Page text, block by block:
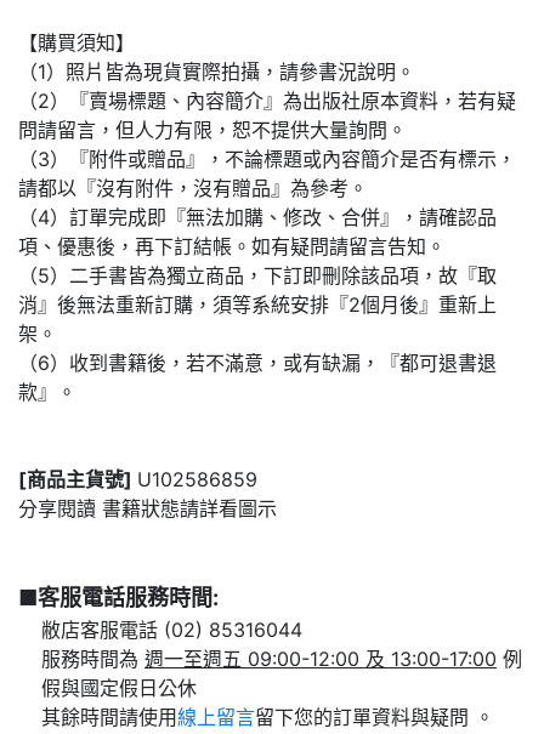
【購買須知】
（1）照片皆為現貨實際拍攝，請參書況說明。
（2）『賣場標題、內容簡介』為出版社原本資料，若有疑
問請留言，但人力有限，恕不提供大量詢問。
（3）『附件或贈品』，不論標題或內容簡介是否有標示，
請都以『沒有附件，沒有贈品』為參考。
（4）訂單完成即『無法加購、修改、合併』，請確認品
項、優惠後，再下訂結帳。如有疑問請留言告知。
（5）二手書皆為獨立商品，下訂即刪除該品項，故『取
消』後無法重新訂購，須等系統安排『2個月後』重新上
架。
（6）收到書籍後，若不滿意，或有缺漏，『都可退書退
款』。
[商品主貨號] U102586859
分享閱讀 書籍狀態請詳看圖示
■客服電話服務時間:
敝店客服電話 (02) 85316044
服務時間為 週一至週五 09:00-12:00 及 13:00-17:00 例
假與國定假日公休
其餘時間請使用線上留言 留下您的訂單資料與疑問 。